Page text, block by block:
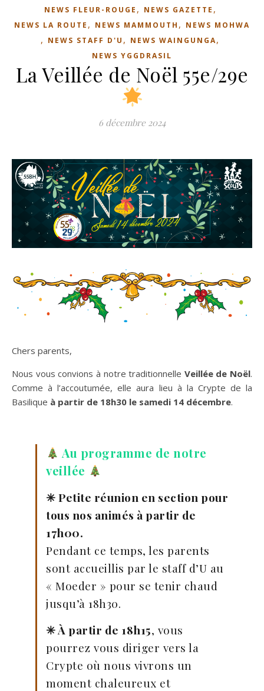
NEWS FLEUR-ROUGE , NEWS GAZETTE ,
NEWS LA ROUTE , NEWS MAMMOUTH , NEWS MOHWA
, NEWS STAFF D'U , NEWS WAINGUNGA,
NEWS YGGDRASIL
La Veillée de Noël 55e/29e
6 décembre 2024
Chers parents,
Nous vous convions à notre traditionnelle Veillée de Noël.
Comme à l’accoutumée, elle aura lieu à la Crypte de la
Basilique à partir de 18h30 le samedi 14 décembre.
Au programme de notre
veillée
✳︎ Petite réunion en section pour
tous nos animés à partir de
17h00.
Pendant ce temps, les parents
sont accueillis par le staff d’U au
« Moeder » pour se tenir chaud
jusqu’à 18h30.
✳︎ À partir de 18h15, vous
pourrez vous diriger vers la
Crypte où nous vivrons un
moment chaleureux et